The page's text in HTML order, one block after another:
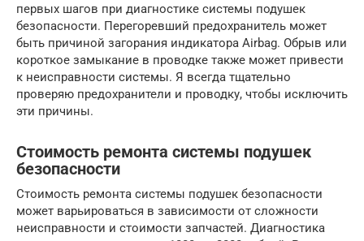
первых шагов при диагностике системы подушек
безопасности. Перегоревший предохранитель может
быть причиной загорания индикатора Airbag. Обрыв или
короткое замыкание в проводке также может привести
к неисправности системы. Я всегда тщательно
проверяю предохранители и проводку, чтобы исключить
эти причины.
Стоимость ремонта системы подушек
безопасности
Стоимость ремонта системы подушек безопасности
может варьироваться в зависимости от сложности
неисправности и стоимости запчастей. Диагностика